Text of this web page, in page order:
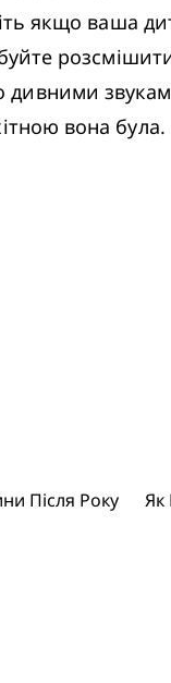
якщо ваша
вона була.
Після Року
Як